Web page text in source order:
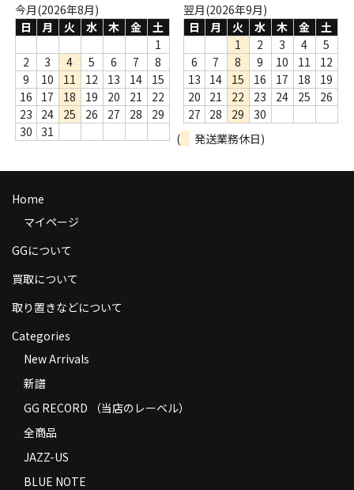
Webのみ no.2
Webのみ no.4
売り切れ
Help
送料
商品の発送
返品
コンディション
Privacy Policy
特定商取引法に基づく表示
Contact
今月(2026年8月)
日
月 火 水 木 金
土
1
2
3 4 5 6 7
8
9
10 11 12 13 14
15
16
17 18 19 20 21
22
23
24 25 26 27 28
29
30
31
翌月(2026年9月)
日
月 火 水 木 金
土
1
2 3 4
5
6
7 8 9 10 11
12
13
14 15 16 17 18
19
20
21 22 23 24 25
26
27
28 29
30
(
発送業務休日)
Home
マイページ
GGについて
買取について
取り置きなどについて
Categories
New Arrivals
新譜
GG RECORD （当店のレーベル）
全商品
JAZZ-US
BLUE NOTE